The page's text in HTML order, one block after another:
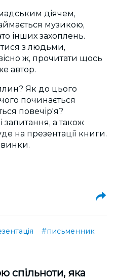
діячем,
музикою,
інших захоплень.
з людьми,
ж, прочитати щось
автор.
Як до цього
починається
повечір'я?
запитання, а також
на презентації книги.
#письменник
спільноти, яка